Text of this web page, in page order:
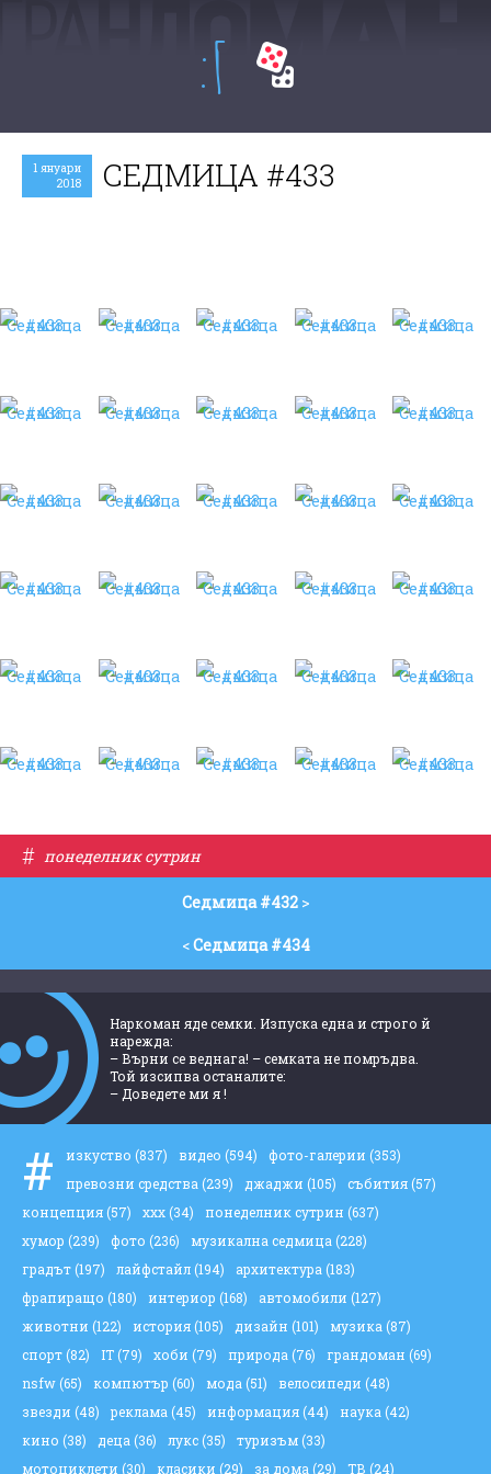
:Г
1 януари
2018
СЕДМИЦА #433
# понеделник сутрин
Седмица #432>
<Седмица #434
Наркоман яде семки. Изпуска една и строго й
нарежда:
– Върни се веднага! – семката не помръдва.
Той изсипва останалите:
– Доведете ми я !
# изкуство (837) видео (594) фото-галерии (353)
превозни средства (239) джаджи (105) събития(57)
концепция(57) ххх(34) понеделник сутрин (637)
хумор (239) фото (236) музикална седмица (228)
градът(197) лайфстайл(194) архитектура (183)
фрапиращо (180) интериор (168) автомобили (127)
животни (122) история(105) дизайн (101) музика (87)
спорт(82) IT(79) хоби (79) природа (76) грандоман (69)
nsfw(65) компютър (60) мода (51) велосипеди (48)
звезди (48) реклама (45) информация(44) наука (42)
кино (38) деца (36) лукс(35) туризъм(33)
мотоциклети (30) класики (29) за дома (29) ТВ (24)